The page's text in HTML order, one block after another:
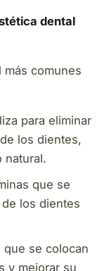
dental
más comunes
para eliminar
los dientes,
natural.
que se
los dientes
que se colocan
y mejorar su